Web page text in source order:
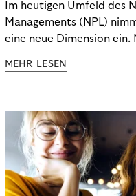
Im heutigen Umfeld des
Managements (NPL)
eine neue Dimension
Wettbewerbsvorteil. In
(DSGVO) – geraten viele
Grenzen traditioneller
MEHR LESEN